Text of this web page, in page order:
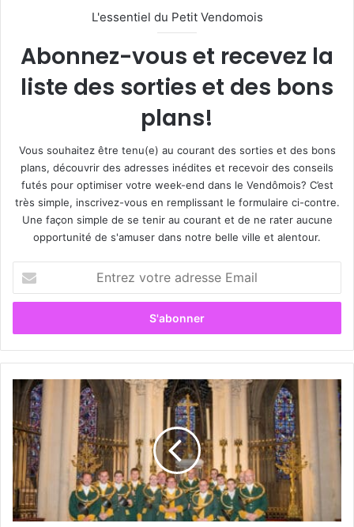
L'essentiel du Petit Vendomois
Abonnez-vous et recevez la
liste des sorties et des bons
plans!
Vous souhaitez être tenu(e) au courant des sorties et des bons
plans, découvrir des adresses inédites et recevoir des conseils
futés pour optimiser votre week-end dans le Vendômois? C’est
très simple, inscrivez-vous en remplissant le formulaire ci-contre.
Une façon simple de se tenir au courant et de ne rater aucune
opportunité de s'amuser dans notre belle ville et alentour.
t
e
z
r
e
a
d
r
s
C
e
r
c
l
e
S